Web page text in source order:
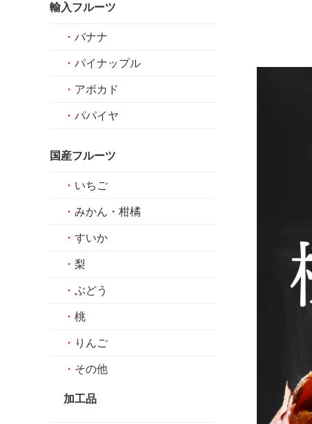
輸入フルーツ
・ バナナ
・ パイナップル
・ アボカド
・ パパイヤ
国産フルーツ
・ いちご
・ みかん・柑橘
・ すいか
・ 梨
・ ぶどう
・ 桃
・ りんご
・ その他
加工品